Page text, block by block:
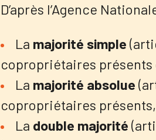
D’après l’Agence
La majorité simple
copropriétaires présents
La majorité absolue
copropriétaires
La double majorité